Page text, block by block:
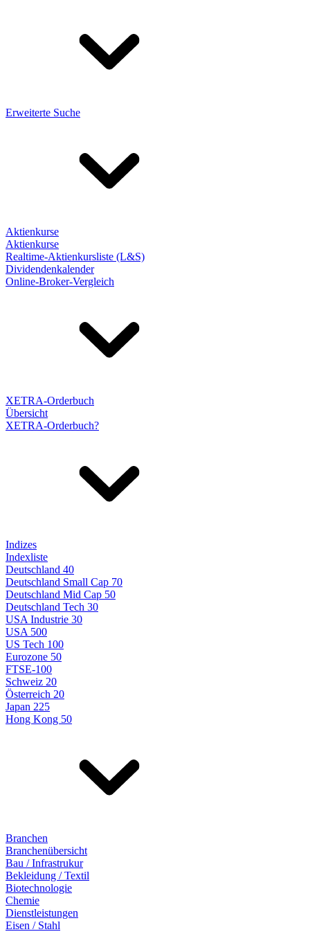
Erweiterte Suche
Aktienkurse
Aktienkurse
Realtime-Aktienkursliste (L&S)
Dividendenkalender
Online-Broker-Vergleich
XETRA-Orderbuch
Übersicht
XETRA-Orderbuch?
Indizes
Indexliste
Deutschland 40
Deutschland Small Cap 70
Deutschland Mid Cap 50
Deutschland Tech 30
USA Industrie 30
USA 500
US Tech 100
Eurozone 50
FTSE-100
Schweiz 20
Österreich 20
Japan 225
Hong Kong 50
Branchen
Branchenübersicht
Bau / Infrastrukur
Bekleidung / Textil
Biotechnologie
Chemie
Dienstleistungen
Eisen / Stahl